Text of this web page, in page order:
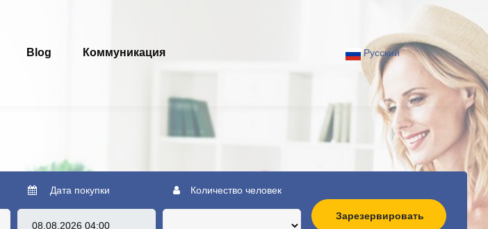
Blog Коммуникация Русский
Дата покупки Количество человек
Зарезервировать